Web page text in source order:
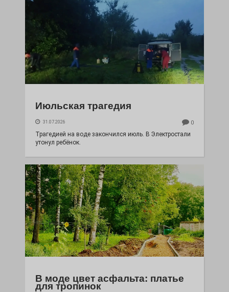
Июльская трагедия
31.07.2026 0
Трагедией на воде закончился июль. В Электростали
утонул ребёнок.
В моде цвет асфальта: платье
для тропинок